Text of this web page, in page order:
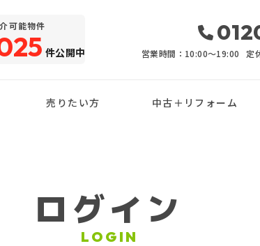
可能物件
件公開中 営業時間：10:00〜19:00 定
売りたい方 中古＋リフォーム
ログイン
LOGIN